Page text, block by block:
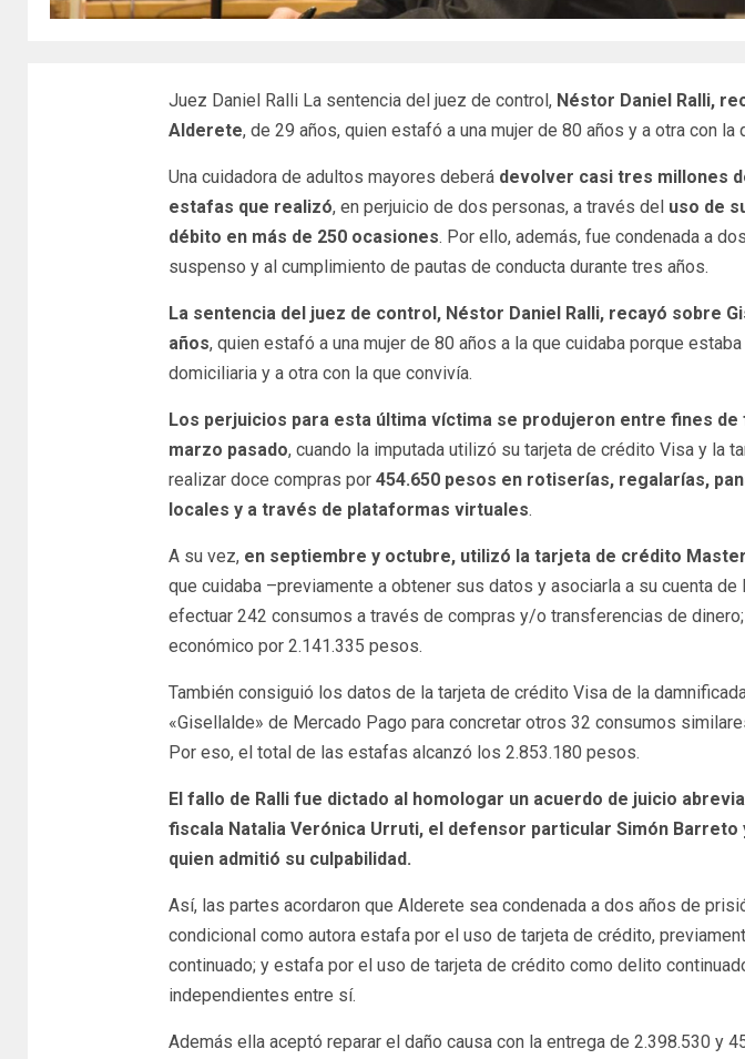
Juez Daniel Ralli La sentencia del juez de control, Néstor Daniel Ralli,
Alderete, de 29 años, quien estafó a una mujer de 80 años y a otra con la
Una cuidadora de adultos mayores deberá devolver casi tres millones
estafas que realizó, en perjuicio de dos personas, a través del uso de
débito en más de 250 ocasiones. Por ello, además, fue condenada a
suspenso y al cumplimiento de pautas de conducta durante tres años.
La sentencia del juez de control, Néstor Daniel Ralli, recayó sobre
años, quien estafó a una mujer de 80 años a la que cuidaba porque
domiciliaria y a otra con la que convivía.
Los perjuicios para esta última víctima se produjeron entre fines
marzo pasado, cuando la imputada utilizó su tarjeta de crédito Visa y la
realizar doce compras por 454.650 pesos en rotiserías, regalarías,
locales y a través de plataformas virtuales.
A su vez, en septiembre y octubre, utilizó la tarjeta de crédito
que cuidaba –previamente a obtener sus datos y asociarla a su cuenta de
efectuar 242 consumos a través de compras y/o transferencias de
económico por 2.141.335 pesos.
También consiguió los datos de la tarjeta de crédito Visa de la
«Gisellalde» de Mercado Pago para concretar otros 32 consumos
Por eso, el total de las estafas alcanzó los 2.853.180 pesos.
El fallo de Ralli fue dictado al homologar un acuerdo de juicio
fiscala Natalia Verónica Urruti, el defensor particular Simón Barreto
quien admitió su culpabilidad.
Así, las partes acordaron que Alderete sea condenada a dos años de
condicional como autora estafa por el uso de tarjeta de crédito,
continuado; y estafa por el uso de tarjeta de crédito como delito
independientes entre sí.
Además ella aceptó reparar el daño causa con la entrega de 2.398.530 y